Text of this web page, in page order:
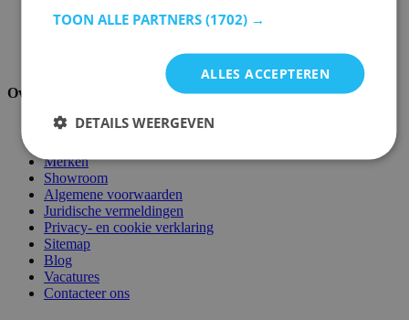
Wachtwoord vergeten?
Palletopslag & Fulfilment
Over ons
Over ons
Merken
Showroom
Algemene voorwaarden
Juridische vermeldingen
Privacy- en cookie verklaring
Sitemap
Blog
Vacatures
Contacteer ons
TOON ALLE PARTNERS (1702) →
ALLES ACCEPTEREN
DETAILS WEERGEVEN